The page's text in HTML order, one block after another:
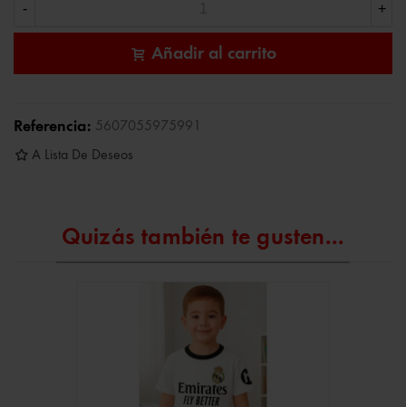
- +
Añadir al carrito
Referencia: 5607055975991
A Lista De Deseos
Quizás también te gusten...